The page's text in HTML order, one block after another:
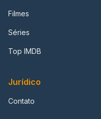
Filmes
Séries
Top IMDB
Jurídico
Contato